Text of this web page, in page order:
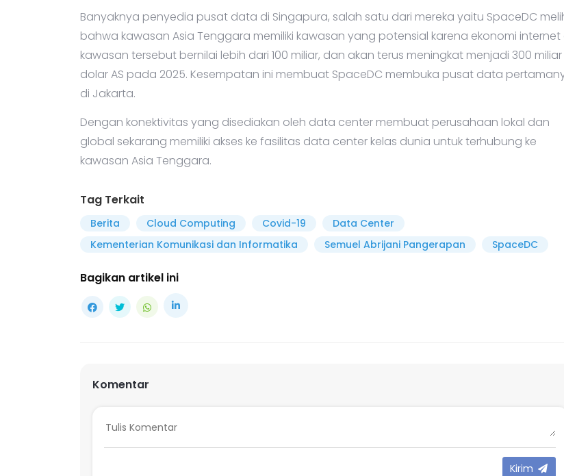
Banyaknya penyedia pusat data di Singapura, salah satu dari mereka yaitu SpaceDC
bahwa kawasan Asia Tenggara memiliki kawasan yang potensial karena ekonomi internet
kawasan tersebut bernilai lebih dari 100 miliar, dan akan terus meningkat menjadi 300 miliar
dolar AS pada 2025. Kesempatan ini membuat SpaceDC membuka pusat data
di Jakarta.
Dengan konektivitas yang disediakan oleh data center membuat perusahaan lokal dan
global sekarang memiliki akses ke fasilitas data center kelas dunia untuk terhubung ke
kawasan Asia Tenggara.
Tag Terkait
Berita Cloud Computing Covid-19
Data Center
Kementerian Komunikasi dan Informatika
Semuel Abrijani Pangerapan SpaceDC
Bagikan artikel ini
Komentar
Kirim